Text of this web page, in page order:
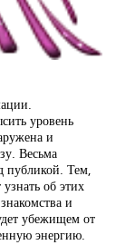
уровень
и
Весьма
публикой. Тем,
об этих
и
убежищем от
энергию.